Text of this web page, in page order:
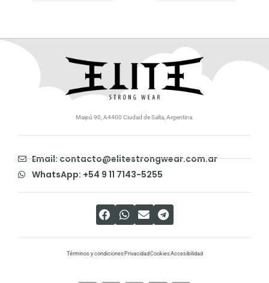
Maipú 90, A4400 Ciudad de Salta, Argentina.
Email: contacto@elitestrongwear.com.ar
WhatsApp: +54 9 11 7143-5255
Términos y condiciones PrivacidadCookiesAccesibilidad